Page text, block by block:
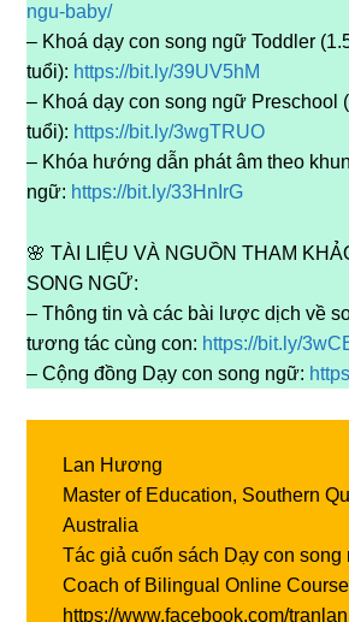
ngu-baby/
– Khoá dạy con song ngữ Toddler
tuổi): https://bit.ly/39UV5hM
– Khoá dạy con song ngữ Preschool
tuổi): https://bit.ly/3wgTRUO
– Khóa hướng dẫn phát âm theo
ngữ: https://bit.ly/33HnIrG
🌸 TÀI LIỆU VÀ NGUỒN THAM
SONG NGỮ:
– Thông tin và các bài lược dịch về
tương tác cùng con: https://bit.ly/
– Cộng đồng Dạy con song ngữ:
Lan Hương
Master of Education, Southern
Australia
Tác giả cuốn sách Dạy con song
Coach of Bilingual Online
https://www.facebook.com/